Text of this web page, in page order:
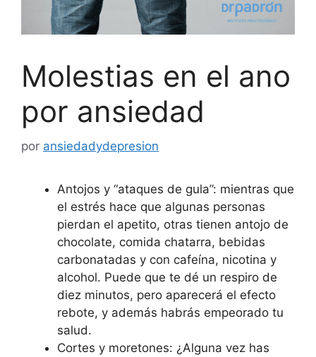
Molestias en el ano
por ansiedad
por ansiedadydepresion
Antojos y “ataques de gula”: mientras que
el estrés hace que algunas personas
pierdan el apetito, otras tienen antojo de
chocolate, comida chatarra, bebidas
carbonatadas y con cafeína, nicotina y
alcohol. Puede que te dé un respiro de
diez minutos, pero aparecerá el efecto
rebote, y además habrás empeorado tu
salud.
Cortes y moretones: ¿Alguna vez has